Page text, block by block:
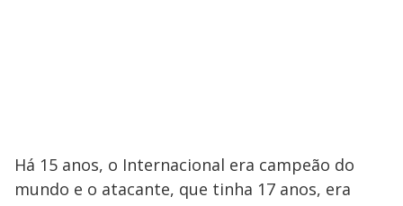
Há 15 anos, o Internacional era campeão do
mundo e o atacante, que tinha 17 anos, era